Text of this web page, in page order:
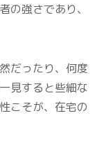
強さであり、
だったり、何度
見すると些細な
こそが、在宅の